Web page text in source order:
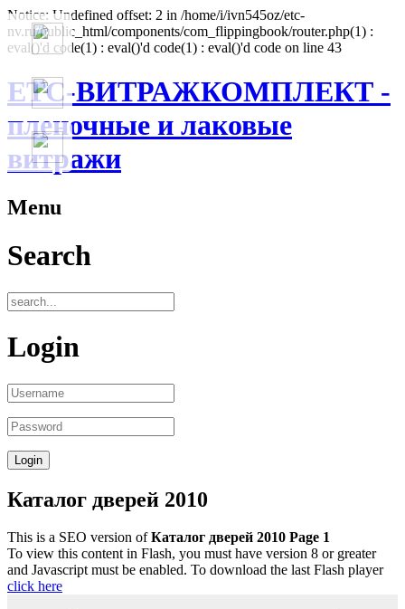
Notice: Undefined offset: 2 in /home/i/ivn545oz/etc-
nv.ru/public_html/components/com_flippingbook/router.php(1) :
eval()'d code(1) : eval()'d code(1) : eval()'d code on line 43
ЕТС-ВИТРАЖКОМПЛЕКТ -
пленочные и лаковые
витражи
Menu
Search
Login
Каталог дверей 2010
This is a SEO version ofКаталог дверей 2010 Page 1
To view this content in Flash, you must have version 8 or greater
and Javascript must be enabled. To download the last Flash player
click here